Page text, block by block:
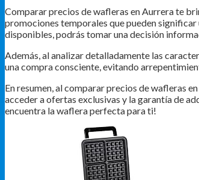
Comparar precios de wafleras en Aurrera te
promociones temporales que pueden
disponibles, podrás tomar una decisión
Además, al analizar detalladamente las
una compra consciente, evitando
En resumen, al comparar precios de wafleras
acceder a ofertas exclusivas y la garantía de
encuentra la waflera perfecta para ti!